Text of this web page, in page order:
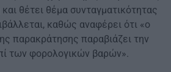
θέτει θέμα συνταγματικότητας
καθώς αναφέρει ότι «ο
παρακράτησης παραβιάζει την
των φορολογικών βαρών».